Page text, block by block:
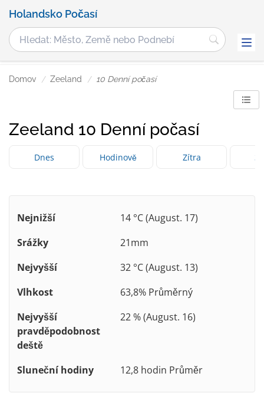
Holandsko Počasí
Domov Zeeland 10 Denní počasí
Zeeland 10 Denní počasí
Dnes Hodinově Zítra 3
Nejnižší
14 °C (August. 17)
Srážky
21mm
Nejvyšší
32 °C (August. 13)
Vlhkost
63,8% Průměrný
Nejvyšší
pravděpodobnost
deště
22 % (August. 16)
Sluneční hodiny 12,8 hodin Průměr